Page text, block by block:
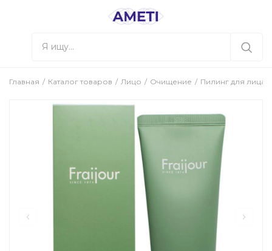
Главная Каталог товаров Лицо Очищение Пилинг для лица